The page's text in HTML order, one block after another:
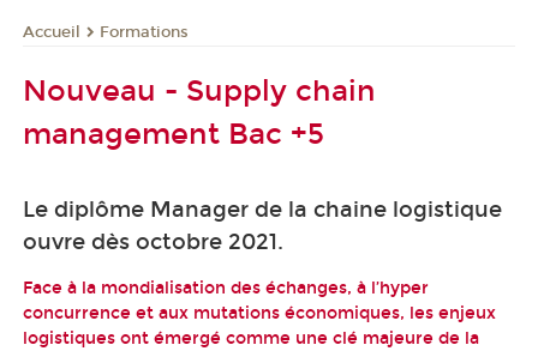
Accueil Formations
Nouveau - Supply chain
management Bac +5
Le diplôme Manager de la chaine logistique
ouvre dès octobre 2021.
Face à la mondialisation des échanges, à l’hyper
concurrence et aux mutations économiques, les enjeux
logistiques ont émergé comme une clé majeure de la